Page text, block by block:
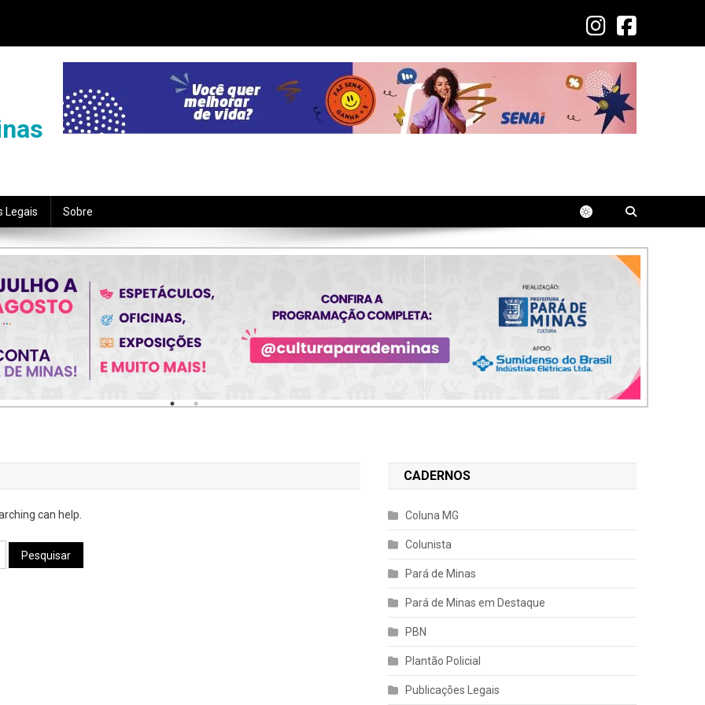
Legais Sobre
can help.
CADERNOS
Coluna MG
Colunista
Pará de Minas
Pará de Minas em Destaque
PBN
Plantão Policial
Publicações Legais